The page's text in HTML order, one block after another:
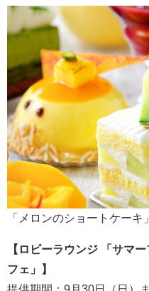
「メロンのショートケーキ
【ロビーラウンジ 「サマ
フェ」】